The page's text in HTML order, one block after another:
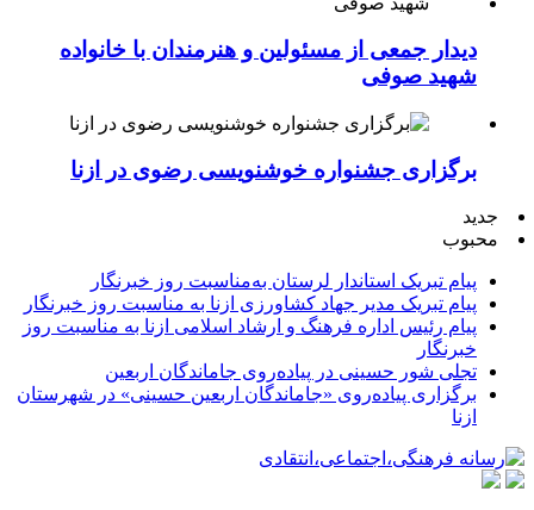
دیدار جمعی از مسئولین و هنرمندان با خانواده
شهید صوفی
برگزاری جشنواره خوشنویسی رضوی در ازنا
جدید
محبوب
پیام تبریک استاندار لرستان به‌مناسبت روز خبرنگار
پیام تبریک مدیر جهاد کشاورزی ازنا به مناسبت روز خبرنگار
پیام رئیس اداره فرهنگ و ارشاد اسلامی ازنا به مناسبت روز
خبرنگار
تجلی شور حسینی در پیاده‌روی جاماندگان اربعین
برگزاری پیاده‌روی «جاماندگان اربعین حسینی» در شهرستان
ازنا